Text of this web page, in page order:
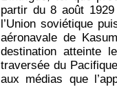
partir du 8 août
l’Union soviétique
aéronavale de
destination atteinte
traversée du
aux médias que